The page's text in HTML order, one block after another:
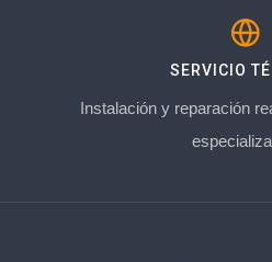
SERVICIO
Instalación y reparación